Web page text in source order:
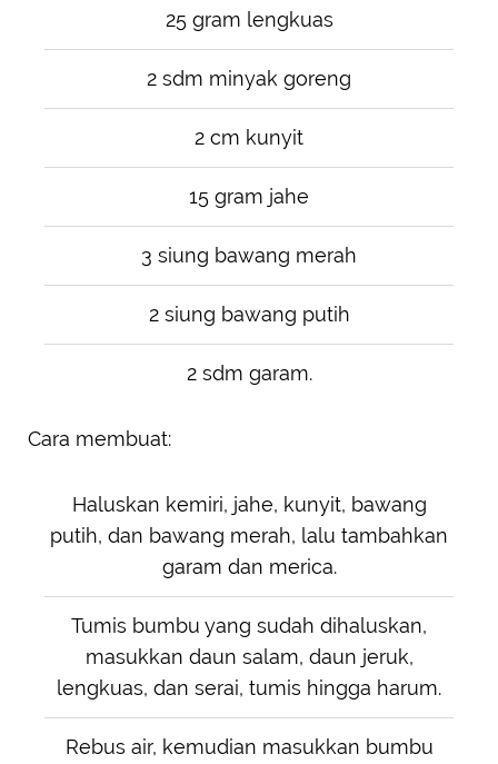
25 gram lengkuas
2 sdm minyak goreng
2 cm kunyit
15 gram jahe
3 siung bawang merah
2 siung bawang putih
2 sdm garam.
Cara membuat:
Haluskan kemiri, jahe, kunyit, bawang
putih, dan bawang merah, lalu tambahkan
garam dan merica.
Tumis bumbu yang sudah dihaluskan,
masukkan daun salam, daun jeruk,
lengkuas, dan serai, tumis hingga harum.
Rebus air, kemudian masukkan bumbu